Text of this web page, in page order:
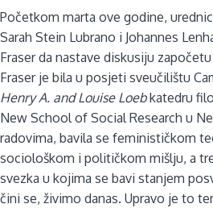
Početkom marta ove godine,
Sarah Stein Lubrano i Johannes
Fraser da nastave diskusiju
Fraser je bila u posjeti sveučilištu
Henry A. and Louise Loebkatedru
New School of Social Research u
radovima, bavila se feminističkom
sociološkom i političkom mišlju, a
svezka u kojima se bavi stanjem
čini se, živimo danas. Upravo je to